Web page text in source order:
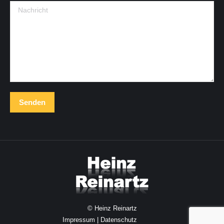
Nachricht
Senden
© Heinz Reinartz
Impressum
Datenschutz